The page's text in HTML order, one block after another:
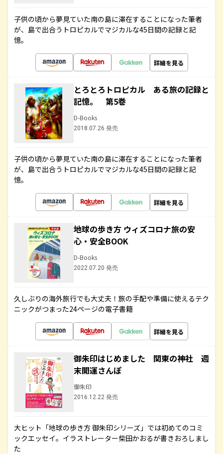
子供の頃から夢見ていた南の島に滞在することになった筆者
が、島で出合うトロピカルでマジカルな45日間の記録と記
憶。
詳細を見る
とろとろトロピカル ある旅の記録と
記憶。 第5巻
D-Books
2018.07.26 発売
子供の頃から夢見ていた南の島に滞在することになった筆者
が、島で出合うトロピカルでマジカルな45日間の記録と記
憶。
詳細を見る
地球の歩き方 ウィズコロナ旅の安
心・安全BOOK
D-Books
2022.07.20 発売
久しぶりの海外旅行でも大丈夫！旅の手配や準備に使えるテク
ニックがつまった24ページの電子書籍
詳細を見る
御朱印はじめました 関東の神社 週
末開運さんぽ
御朱印
2016.12.22 発売
大ヒット「地球の歩き方 御朱印シリーズ」では初めてのコミ
ックエッセイ。イラストレーター柴田かおるが書きおろしまし
た